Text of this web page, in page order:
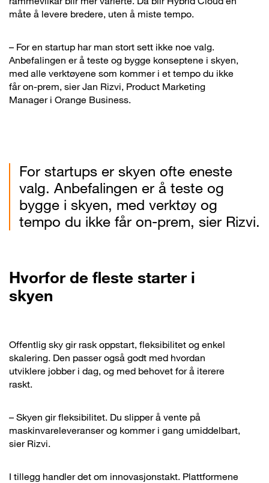
måte å levere bredere, uten å miste tempo.
– For en startup har man stort sett ikke noe valg.
Anbefalingen er å teste og bygge konseptene i skyen,
med alle verktøyene som kommer i et tempo du ikke
får on-prem, sier Jan Rizvi, Product Marketing
Manager i Orange Business.
For startups er skyen ofte eneste
valg. Anbefalingen er å teste og
bygge i skyen, med verktøy og
tempo du ikke får on-prem, sier Rizvi.
Hvorfor de fleste starter i
skyen
Offentlig sky gir rask oppstart, fleksibilitet og enkel
skalering. Den passer også godt med hvordan
utviklere jobber i dag, og med behovet for å iterere
raskt.
– Skyen gir fleksibilitet. Du slipper å vente på
maskinvareleveranser og kommer i gang umiddelbart,
sier Rizvi.
I tillegg handler det om innovasjonstakt. Plattformene